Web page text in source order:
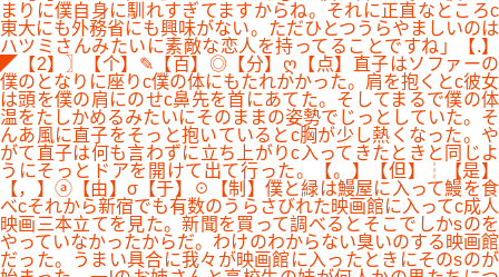
まりに僕自身に馴れすぎてますからね。それに正直なところc
東大にも外務省にも興味がない。ただひとつうらやましいのは
ハツミさんみたいに素敵な恋人を持ってることですね」【.】
◤【2】〗【个】✎【百】◎【分】ღ【点】直子はソファーの
僕のとなりに座りc僕の体にもたれかかった。肩を抱くとc彼女
は頭を僕の肩にのせc鼻先を首にあてた。そしてまるで僕の体
温をたしかめるみたいにそのままの姿勢でじっとしていた。そ
んあ風に直子をそっと抱いているとc胸が少し熱くなった。や
がて直子は何も言わずに立ち上がりc入ってきたときと同じよ
うにそっとドアを開けて出て行った。【。】【但】┆【是】
【，】ⓐ【由】σ【于】☉【制】僕と緑は鰻屋に入って鰻を食
べcそれから新宿でも有数のうらさびれた映画館に入ってc成人
映画三本立てを見た。新聞を買って調べるとそこでしかsのを
やっていなかったからだ。わけのわからない臭いのする映画館
だった。うまい具合に我々が映画館に入ったときにそのsのが